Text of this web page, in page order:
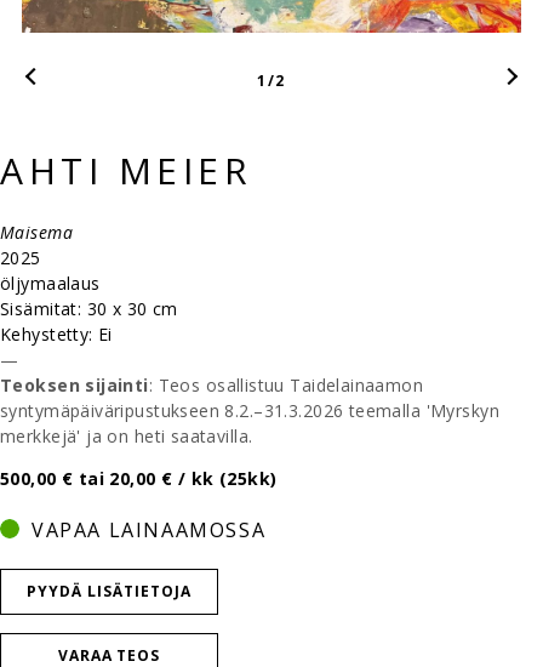
1 /2
AHTI MEIER
Maisema
2025
öljymaalaus
Sisämitat: 30 x 30 cm
Kehystetty: Ei
—
Teoksen sijainti: Teos osallistuu Taidelainaamon
syntymäpäiväripustukseen 8.2.–31.3.2026 teemalla 'Myrskyn
merkkejä' ja on heti saatavilla.
500,00 € tai 20,00 € / kk (25kk)
VAPAA LAINAAMOSSA
PYYDÄ LISÄTIETOJA
VARAA TEOS